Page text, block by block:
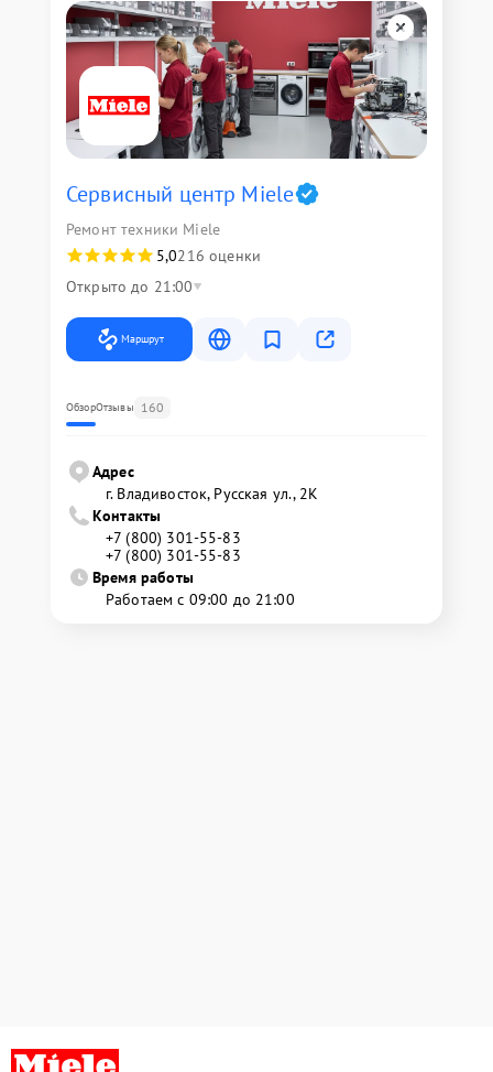
Сервисный центр Miele
Ремонт техники Miele
5,0216 оценки
Открыто до 21:00
Маршрут
ОбзорОтзывы 160
Адрес
г. Владивосток, Русская ул., 2К
Контакты
+7 (800) 301-55-83
+7 (800) 301-55-83
Время работы
Работаем с 09:00 до 21:00